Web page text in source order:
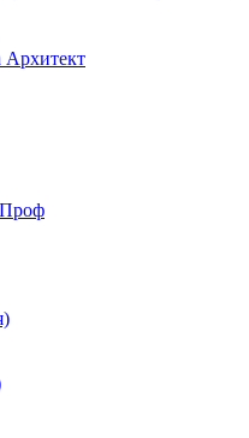
штукатурки
нейтральные
(антигрибковые)
и краски
патина
мрамора)
вихрей)
Архитект
Проф